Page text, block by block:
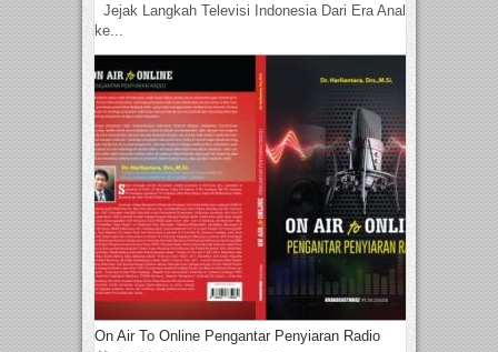
Jejak Langkah Televisi Indonesia Dari Era Analog
ke...
On Air To Online Pengantar Penyiaran Radio